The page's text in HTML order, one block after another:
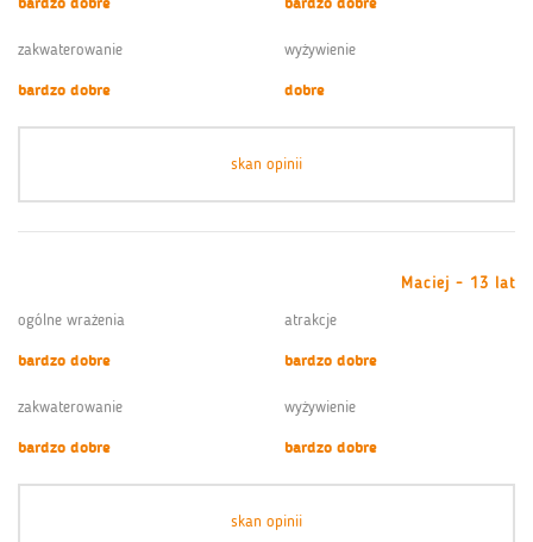
zakwaterowanie
bardzo dobre
wyżywienie
dobre
skan opinii
Maciej - 13 lat
ogólne wrażenia
bardzo dobre
atrakcje
bardzo dobre
zakwaterowanie
bardzo dobre
wyżywienie
bardzo dobre
skan opinii